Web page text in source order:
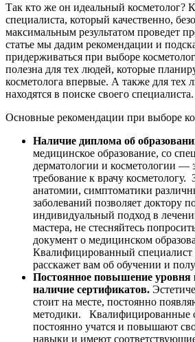
Так кто же он идеальный косметолог?
специалиста, который качественно,
максимальным результатом проведет
статье мы дадим рекомендации и
придерживаться при выборе
полезна для тех людей, которые
косметолога впервые. А также для тех
находятся в поиске своего специалиста.
Основные рекомендации при выборе
Наличие диплома об
медицинское образование, со
дерматологии и косметологии —
требование к врачу косметологу.
анатомии, симптоматики
заболеваний позволяет доктору
индивидуальный подход в
мастера, не стесняйтесь
документ о медицинском
Квалифицированный специалист
расскажет вам об обучении и
Постоянное повышение
наличие сертификатов.
стоит на месте, постоянно
методики. Квалифицированные
постоянно учатся и повышают
навыки и имеют